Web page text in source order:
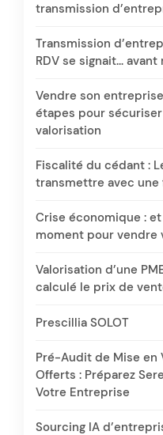
transmission
Transmission
RDV se signait…
Vendre son
étapes pour
valorisation
Fiscalité du cédant :
transmettre avec une
Crise économique : et
moment pour vendre
Valorisation d’une
calculé le prix de
Prescillia SOLOT
Pré-Audit de Mise en
Offerts : Préparez
Votre Entreprise
Sourcing IA